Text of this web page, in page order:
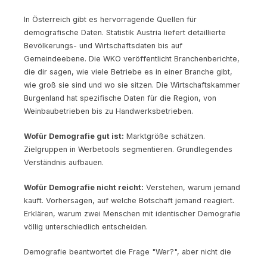
In Österreich gibt es hervorragende Quellen für
demografische Daten. Statistik Austria liefert detaillierte
Bevölkerungs- und Wirtschaftsdaten bis auf
Gemeindeebene. Die WKO veröffentlicht Branchenberichte,
die dir sagen, wie viele Betriebe es in einer Branche gibt,
wie groß sie sind und wo sie sitzen. Die Wirtschaftskammer
Burgenland hat spezifische Daten für die Region, von
Weinbaubetrieben bis zu Handwerksbetrieben.
Wofür Demografie gut ist: Marktgröße schätzen.
Zielgruppen in Werbetools segmentieren. Grundlegendes
Verständnis aufbauen.
Wofür Demografie nicht reicht: Verstehen, warum jemand
kauft. Vorhersagen, auf welche Botschaft jemand reagiert.
Erklären, warum zwei Menschen mit identischer Demografie
völlig unterschiedlich entscheiden.
Demografie beantwortet die Frage "Wer?", aber nicht die